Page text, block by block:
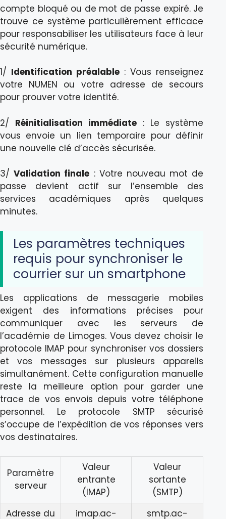
compte bloqué ou de mot de passe expiré. Je
trouve ce système particulièrement efficace
pour responsabiliser les utilisateurs face à leur
sécurité numérique.
1/ Identification préalable : Vous renseignez
votre NUMEN ou votre adresse de secours
pour prouver votre identité.
2/ Réinitialisation immédiate : Le système
vous envoie un lien temporaire pour définir
une nouvelle clé d’accès sécurisée.
3/Validation finale : Votre nouveau mot de
passe devient actif sur l’ensemble des
services académiques après quelques
minutes.
Les paramètres techniques
requis pour synchroniser le
courrier sur un smartphone
Les applications de messagerie mobiles
exigent des informations précises pour
communiquer avec les serveurs de
l’académie de Limoges. Vous devez choisir le
protocole IMAP pour synchroniser vos dossiers
et vos messages sur plusieurs appareils
simultanément. Cette configuration manuelle
reste la meilleure option pour garder une
trace de vos envois depuis votre téléphone
personnel. Le protocole SMTP sécurisé
s’occupe de l’expédition de vos réponses vers
vos destinataires.
Paramètre
serveur
Valeur
entrante
(IMAP)
Valeur
sortante
(SMTP)
Adresse du
imap.ac- smtp.ac-